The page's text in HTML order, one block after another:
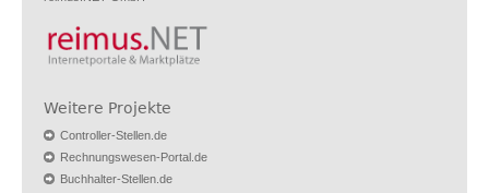
Weitere Projekte
Controller-Stellen.de
Rechnungswesen-Portal.de
Buchhalter-Stellen.de